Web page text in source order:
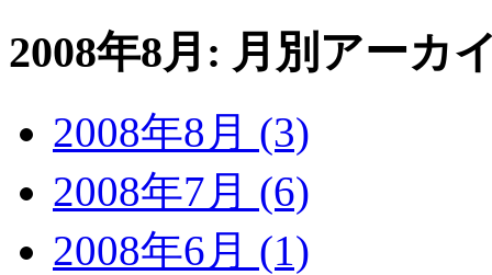
2008年8月: 月別アーカ
2008年8月 (3)
2008年7月 (6)
2008年6月 (1)